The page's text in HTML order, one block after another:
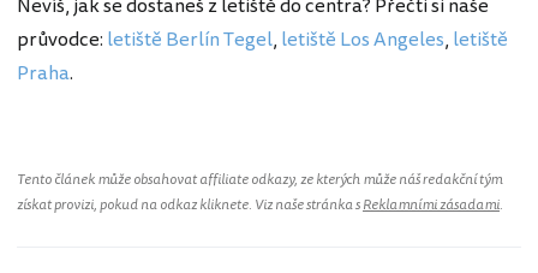
Nevíš, jak se dostaneš z letiště do centra? Přečti si naše
průvodce: letiště Berlín Tegel, letiště Los Angeles, letiště
Praha.
Tento článek může obsahovat affiliate odkazy, ze kterých může náš redakční tým
získat provizi, pokud na odkaz kliknete. Viz naše stránka sReklamními zásadami.